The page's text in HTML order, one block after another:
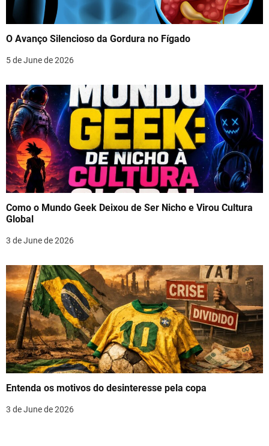
O Avanço Silencioso da Gordura no Fígado
5 de June de 2026
Como o Mundo Geek Deixou de Ser Nicho e Virou Cultura
Global
3 de June de 2026
Entenda os motivos do desinteresse pela copa
3 de June de 2026